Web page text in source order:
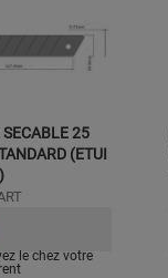
25
(ETUI
le chez votre